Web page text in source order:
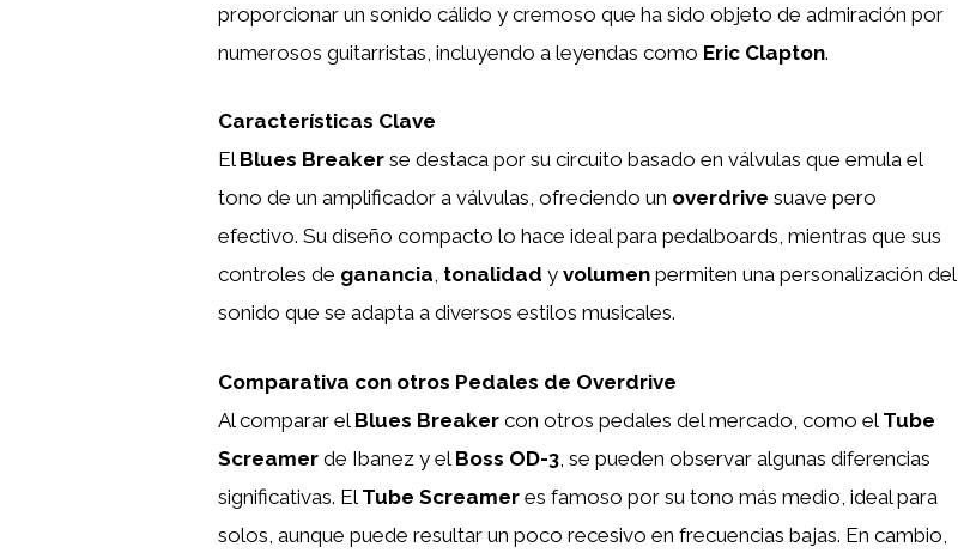
proporcionar un sonido cálido y cremoso que ha sido objeto de admiración por
numerosos guitarristas, incluyendo a leyendas como Eric Clapton.
Características Clave
El Blues Breaker se destaca por su circuito basado en válvulas que emula el
tono de un amplificador a válvulas, ofreciendo un overdrive suave pero
efectivo. Su diseño compacto lo hace ideal para pedalboards, mientras que sus
controles de ganancia, tonalidad y volumen permiten una personalización del
sonido que se adapta a diversos estilos musicales.
Comparativa con otros Pedales de Overdrive
Al comparar el Blues Breaker con otros pedales del mercado, como el Tube
Screamer de Ibanez y el Boss OD-3 , se pueden observar algunas diferencias
significativas. El Tube Screamer es famoso por su tono más medio, ideal para
solos, aunque puede resultar un poco recesivo en frecuencias bajas. En cambio,